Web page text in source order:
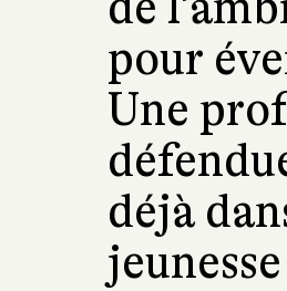
pour
Une
déjà